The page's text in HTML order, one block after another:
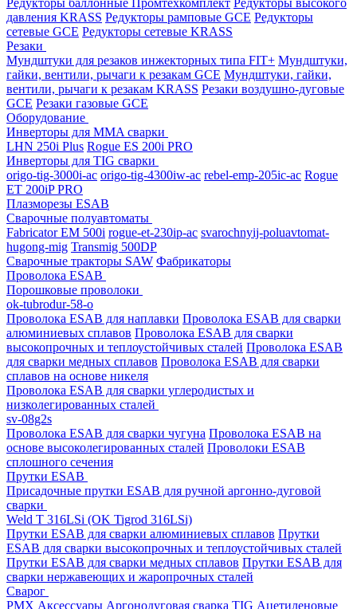
Редукторы баллонные Промтехкомплект Редукторы высокого
давления KRASS Редукторы рамповые GCE Редукторы
сетевые GCE Редукторы сетевые KRASS
Резаки
Мундштуки для резаков инжекторных типа FIT+ Мундштуки,
гайки, вентили, рычаги к резакам GCE Мундштуки, гайки,
вентили, рычаги к резакам KRASS Резаки воздушно-дуговые
GCE Резаки газовые GCE
Оборудование
Инверторы для MMA сварки
LHN 250i Plus Rogue ES 200i PRO
Инверторы для TIG сварки
origo-tig-3000i-ac origo-tig-4300iw-ac rebel-emp-205ic-ac Rogue
ET 200iP PRO
Плазморезы ESAB
Сварочные полуавтоматы
Fabricator EM 500i rogue-et-230ip-ac svarochnyij-poluavtomat-
hugong-mig Transmig 500DP
Сварочные тракторы SAW Фабрикаторы
Проволока ESAB
Порошковые проволоки
ok-tubrodur-58-o
Проволока ESAB для наплавки Проволока ESAB для сварки
алюминиевых сплавов Проволока ESAB для сварки
высокопрочных и теплоустойчивых сталей Проволока ESAB
для сварки медных сплавов Проволока ESAB для сварки
сплавов на основе никеля
Проволока ESAB для сварки углеродистых и
низколегированных сталей
sv-08g2s
Проволока ESAB для сварки чугуна Проволока ESAB на
основе высоколегированных сталей Проволоки ESAB
сплошного сечения
Прутки ESAB
Присадочные прутки ESAB для ручной аргонно-дуговой
сварки
Weld T 316LSi (OK Tigrod 316LSi)
Прутки ESAB для сварки алюминиевых сплавов Прутки
ESAB для сварки высокопрочных и теплоустойчивых сталей
Прутки ESAB для сварки медных сплавов Прутки ESAB для
сварки нержавеющих и жаропрочных сталей
Сварог
PMX Аксессуары Аргонодуговая сварка TIG Ацетиленовые